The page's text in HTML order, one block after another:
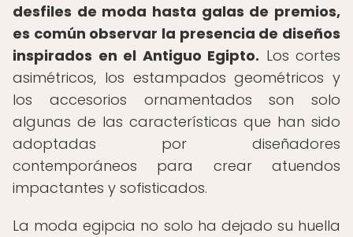
desfiles de moda hasta galas de premios,
es común observar la presencia de diseños
inspirados en el Antiguo Egipto. Los cortes
asimétricos, los estampados geométricos y
los accesorios ornamentados son solo
algunas de las características que han sido
adoptadas por diseñadores
contemporáneos para crear atuendos
impactantes y sofisticados.
La moda egipcia no solo ha dejado su huella